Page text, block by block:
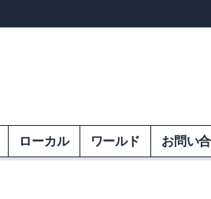
ローカル ワールド お問い